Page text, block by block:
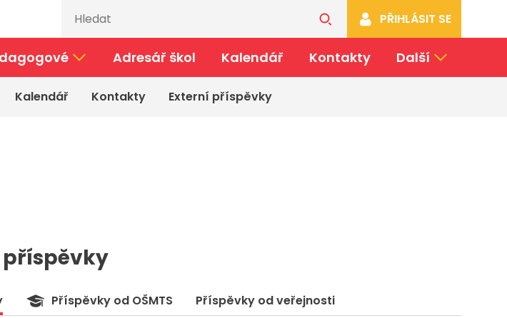
PŘIHLÁSIT SE
Adresář škol Kalendář Kontakty Další
Kalendář Kontakty Externí příspěvky
příspěvky
Příspěvky od OŠMTS Příspěvky od veřejnosti